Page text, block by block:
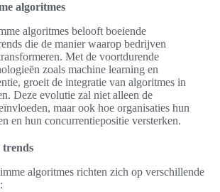
algoritmes
algoritmes belooft boeiende
die de manier waarop bedrijven
Met de voortdurende
zoals machine learning en
groeit de integratie van algoritmes in
Deze evolutie zal niet alleen de
maar ook hoe organisaties hun
en hun concurrentiepositie versterken.
trends
algoritmes richten zich op verschillende